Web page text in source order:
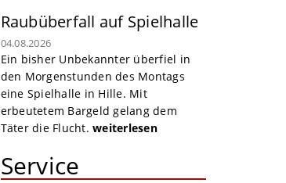
Raubüberfall auf Spielhalle
04.08.2026
Ein bisher Unbekannter überfiel in
den Morgenstunden des Montags
eine Spielhalle in Hille. Mit
erbeutetem Bargeld gelang dem
Täter die Flucht. weiterlesen
Service